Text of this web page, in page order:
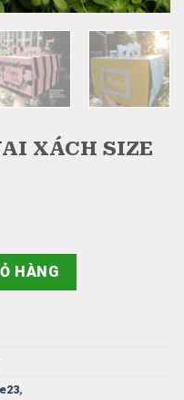
XÁCH SIZE
số lượng
HÀNG
,